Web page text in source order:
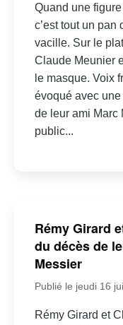
Quand une
c’est tout un
vacille. Sur le
Claude Meunier
le masque. Voix
évoqué avec
de leur ami Marc
public...
Rémy Girard
du décès de
Messier
Publié le jeudi 16
Rémy Girard et